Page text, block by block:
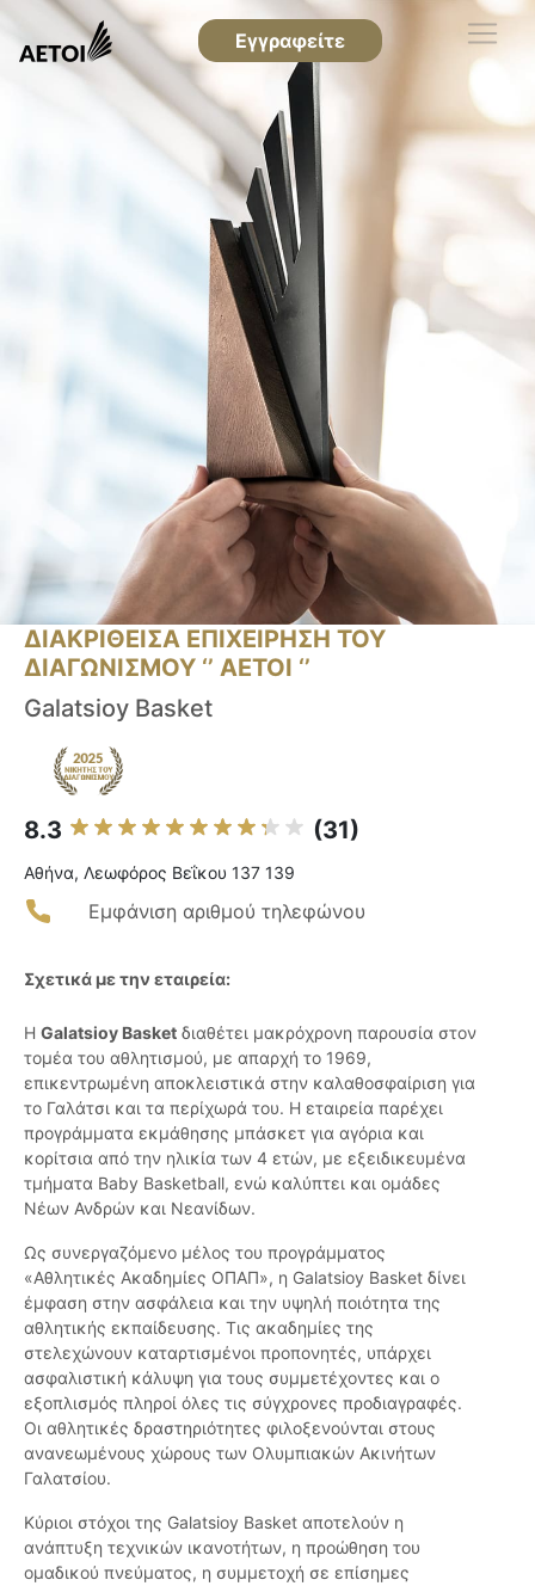
Εγγραφείτε
ΔΙΑΚΡΙΘΕΙΣΑ ΕΠΙΧΕΙΡΗΣΗ ΤΟΥ
ΔΙΑΓΩΝΙΣΜΟΥ ‘’ ΑΕΤΟΙ ‘’
Galatsioy Basket
8.3 (31)
Αθήνα, Λεωφόρος Βεΐκου 137 139
Εμφάνιση αριθμού τηλεφώνου
Σχετικά με την εταιρεία:
Η Galatsioy Basket διαθέτει μακρόχρονη παρουσία στον
τομέα του αθλητισμού, με απαρχή το 1969,
επικεντρωμένη αποκλειστικά στην καλαθοσφαίριση για
το Γαλάτσι και τα περίχωρά του. Η εταιρεία παρέχει
προγράμματα εκμάθησης μπάσκετ για αγόρια και
κορίτσια από την ηλικία των 4 ετών, με εξειδικευμένα
τμήματα Baby Basketball, ενώ καλύπτει και ομάδες
Νέων Ανδρών και Νεανίδων.
Ως συνεργαζόμενο μέλος του προγράμματος
«Αθλητικές Ακαδημίες ΟΠΑΠ», η Galatsioy Basket δίνει
έμφαση στην ασφάλεια και την υψηλή ποιότητα της
αθλητικής εκπαίδευσης. Τις ακαδημίες της
στελεχώνουν καταρτισμένοι προπονητές, υπάρχει
ασφαλιστική κάλυψη για τους συμμετέχοντες και ο
εξοπλισμός πληροί όλες τις σύγχρονες προδιαγραφές.
Οι αθλητικές δραστηριότητες φιλοξενούνται στους
ανανεωμένους χώρους των Ολυμπιακών Ακινήτων
Γαλατσίου.
Κύριοι στόχοι της Galatsioy Basket αποτελούν η
ανάπτυξη τεχνικών ικανοτήτων, η προώθηση του
ομαδικού πνεύματος, η συμμετοχή σε επίσημες